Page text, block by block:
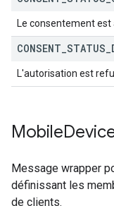
Le consentement est
CONSENT STATUS
L'autorisation est
Mobile
Message wrapper
définissant les
de clients.